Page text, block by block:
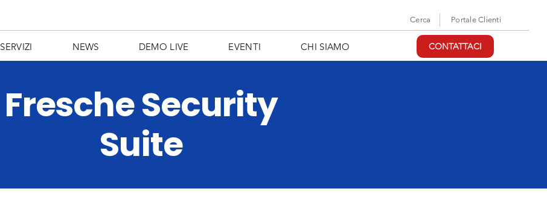
Cerca Portale Clienti
SERVIZI NEWS DEMO LIVE EVENTI CHI SIAMO CONTATTACI
Fresche Security
Suite